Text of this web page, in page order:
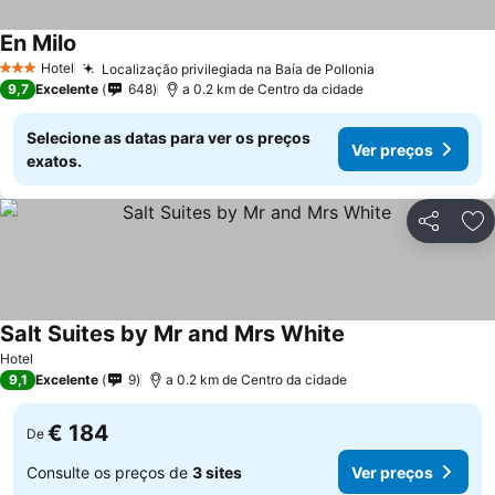
3 EstrelasHotel Localização privilegiada na Baía de Pollonia
En Milo
9,7 Excelente 648 a 0.2 km de Centro da cidade
Selecione as datas para ver os preços
exatos.
Ver preços
Partilhar
Hotel
Salt Suites by Mr and Mrs White
9,1 Excelente 9 a 0.2 km de Centro da cidade
De € 184
Consulte os preços de 3 sites Ver preços